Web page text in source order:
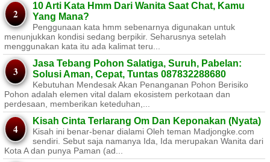
10 Arti Kata Hmm Dari Wanita Saat Chat, Kamu
Yang Mana?
Penggunaan kata hmm sebenarnya digunakan untuk
menunjukkan kondisi sedang berpikir. Seharusnya setelah
menggunakan kata itu ada kalimat teru...
Jasa Tebang Pohon Salatiga, Suruh, Pabelan:
Solusi Aman, Cepat, Tuntas 087832288680
Kebutuhan Mendesak Akan Penanganan Pohon Berisiko ​
Pohon adalah elemen vital dalam ekosistem perkotaan dan
perdesaan, memberikan keteduhan,...
Kisah Cinta Terlarang Om Dan Keponakan (Nyata)
Kisah ini benar-benar dialami Oleh teman Madjongke.com
sendiri. Sebut saja namanya Ida, Ida merupakan Wanita dari
Kota A dan punya Paman (ad...